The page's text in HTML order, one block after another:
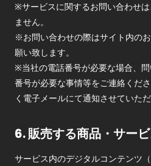
※サービスに関するお問い合わせ
ません。
※お問い合わせの際はサイト内の
願い致します。
※当社の電話番号が必要な場合、
番号が必要な事情等をご連絡くだ
く電子メールにて通知させていただ
6. 販売する商品・サー
サービス内のデジタルコンテンツ（